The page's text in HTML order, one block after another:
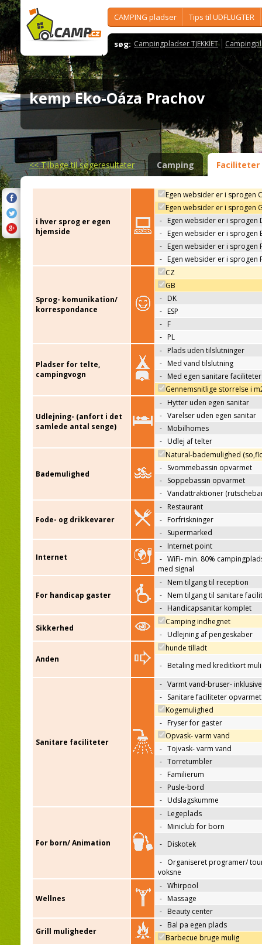
CAMPING pladser Tips til UDFLUGTER
søg: Campingpladser TJEKKIET
kemp Eko-Oáza Prachov
<<Tilbage til søgeresultater Camping Faciliteter
i hver sprog er egen
hjemside
Egen websider er i sprogen
Egen websider er i sprogen
- Egen websider er i sprogen
- Egen websider er i sprogen
- Egen websider er i sprogen
- Egen websider er i sprogen
Sprog- komunikation/
korrespondance
CZ
GB
- DK
- ESP
- F
- PL
Pladser for telte,
campingvogn
- Plads uden tilslutninger
- Med vand tilslutning
- Med egen sanitare faciliteter
Gennemsnitlige storrelse i
Udlejning- (anfort i det
samlede antal senge)
- Hytter uden egen sanitar
- Varelser uden egen sanitar
- Mobilhomes
- Udlej af telter
Bademulighed
Natural-bademulighed
- Svommebassin opvarmet
- Soppebassin opvarmet
- Vandattraktioner
Fode- og drikkevarer
- Restaurant
- Forfriskninger
- Supermarked
Internet
- Internet point
- WiFi- min. 80%
med signal
For handicap gaster
- Nem tilgang til reception
- Nem tilgang til sanitare
- Handicapsanitar komplet
Sikkerhed
Camping indhegnet
- Udlejning af pengeskaber
Anden
hunde tilladt
- Betaling med kreditkort
Sanitare faciliteter
- Varmt vand-bruser- inklusive
- Sanitare faciliteter opvarmet
Kogemulighed
- Fryser for gaster
Opvask- varm vand
- Tojvask- varm vand
- Torretumbler
- Familierum
- Pusle-bord
- Udslagskumme
For born/ Animation
- Legeplads
- Miniclub for born
- Diskotek
- Organiseret programer/
voksne
Wellnes
- Whirpool
- Massage
- Beauty center
Grill muligheder
- Bal pa egen plads
Barbecue bruge mulig